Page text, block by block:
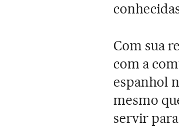
Com sua
com a
espanhol
mesmo
servir